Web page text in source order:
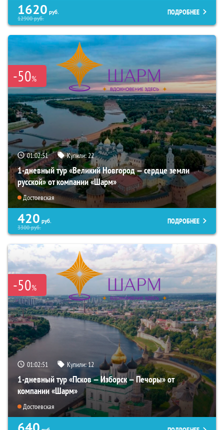
1620 руб.
12900руб.
ПОДРОБНЕЕ
-50%
01:02:49 Купили:22
1-дневный тур «Великий Новгород — сердце земли
русской» от компании «Шарм»
Достоевская
420 руб.
3300руб.
ПОДРОБНЕЕ
-50%
01:02:49 Купили:12
1-дневный тур «Псков — Изборск — Печоры» от
компании «Шарм»
Достоевская